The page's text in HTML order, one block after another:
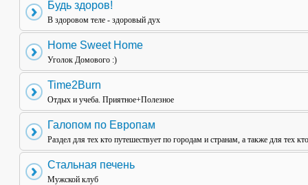
Будь здоров!
В здоровом теле - здоровый дух
Home Sweet Home
Уголок Домового :)
Time2Burn
Отдых и учеба. Приятное+Полезное
Галопом по Европам
Раздел для тех кто путешествует по городам и странам, а также для тех
Стальная печень
Мужской клуб